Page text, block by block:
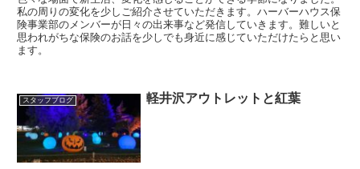
私の周りの変化を少しご紹介させていただきます。ハーバーハウス保
険事業部のメンバーが日々の出来事など発信していきます。難しいと
思われがちな保険のお話を少しでも身近に感じていただけたらと思い
ます。
スタッフブログ 軽井沢アウトレットと紅葉